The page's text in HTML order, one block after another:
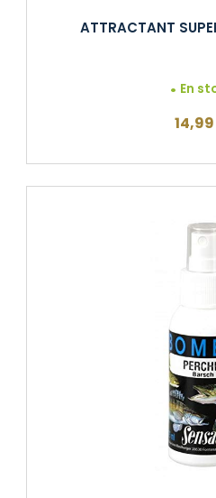
ATTRACTANT
En
14,99